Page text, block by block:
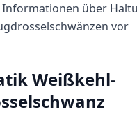
über
vor
Weißkehl-